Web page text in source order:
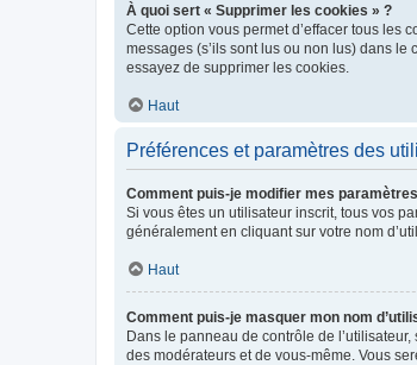
À quoi sert « Supprimer les cookies » ?
Cette option vous permet d’effacer tous les
messages (s’ils sont lus ou non lus) dans
essayez de supprimer les cookies.
Haut
Préférences et paramètres des
Comment puis-je modifier mes
Si vous êtes un utilisateur inscrit, tous vos
généralement en cliquant sur votre nom
Haut
Comment puis-je masquer mon nom
Dans le panneau de contrôle de
des modérateurs et de vous-même. Vous